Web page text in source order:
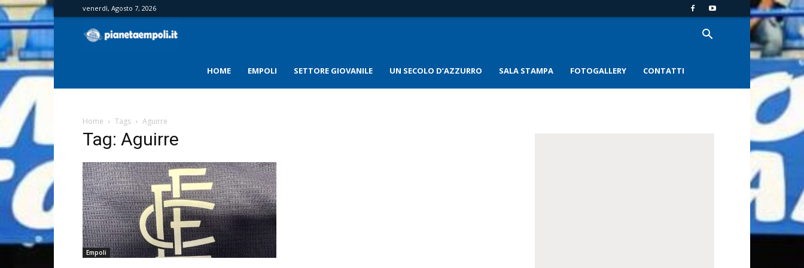
venerdì, Agosto 7, 2026
HOME EMPOLI SETTORE GIOVANILE UN SECOLO D’AZZURRO SALA STAMPA FOTOGALLERY CONTATTI
Home Tags Aguirre
Tag: Aguirre
Empoli